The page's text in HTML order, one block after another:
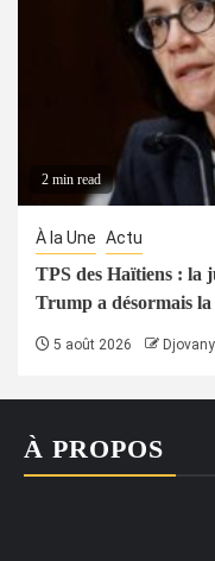
2 min read
À la Une Actu
TPS des Haïtiens : la
Trump a désormais
5 août 2026
À PROPOS